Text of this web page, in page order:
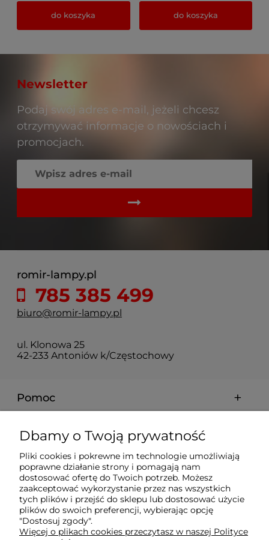
do koszyka do koszyka
Newsletter
Podaj swój adres e-mail, jeżeli chcesz
otrzymywać informacje o nowościach i
promocjach.
romir-lampy.pl
785 385 499
biuro@romir-lampy.pl
ul. Klonowa 25
42-233 Antoniów k/Częstochowy
Pomoc
Moje konto
Płatności i dostawa
Informacje
O nas
Dbamy o Twoją prywatność
Pliki cookies i pokrewne im technologie umożliwiają
poprawne działanie strony i pomagają nam
dostosować ofertę do Twoich potrzeb. Możesz
zaakceptować wykorzystanie przez nas wszystkich
tych plików i przejść do sklepu lub dostosować użycie
plików do swoich preferencji, wybierając opcję
"Dostosuj zgody".
Więcej o plikach cookies przeczytasz w naszej Polityce